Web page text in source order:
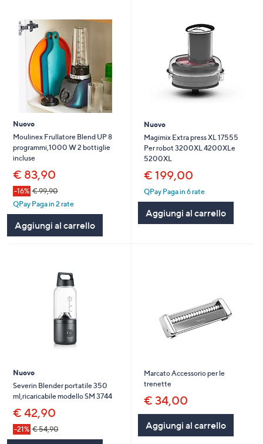
Nuovo
Moulinex Frullatore Blend UP 8
programmi,1000 W 2 bottiglie
incluse
€ 83,90
-16% € 99,90
QPay Paga in 2 rate
Aggiungi al carrello
Nuovo
Magimix Extra press XL 17555
Per robot 3200XL 4200XLe
5200XL
€ 199,00
QPay Paga in 6 rate
Aggiungi al carrello
Nuovo
Severin Blender portatile 350
ml,ricaricabile modello SM 3744
€ 42,90
-21% € 54,90
Marcato Accessorio per le
trenette
€ 34,00
Aggiungi al carrello